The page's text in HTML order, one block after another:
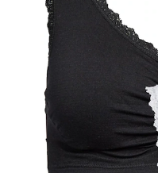
BH-Größenrechner
In
Sofort lieferbar - in